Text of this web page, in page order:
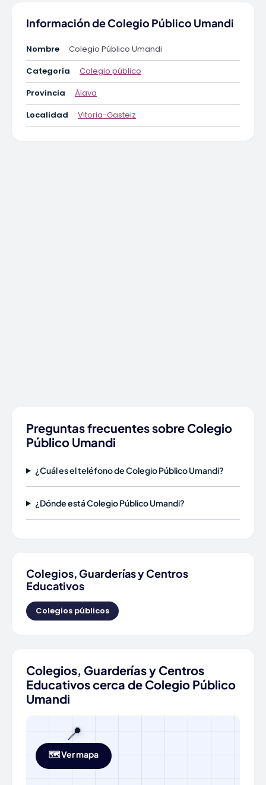
Información de Colegio Público Umandi
Nombre
Colegio Público Umandi
Categoría
Colegio público
Provincia
Álava
Localidad
Vitoria-Gasteiz
Preguntas frecuentes sobre Colegio
Público Umandi
¿Cuál es el teléfono de Colegio Público Umandi?
¿Dónde está Colegio Público Umandi?
Colegios, Guarderías y Centros
Educativos
Colegios públicos
Colegios, Guarderías y Centros
Educativos cerca de Colegio Público
Umandi
📍
🗺️ Ver mapa